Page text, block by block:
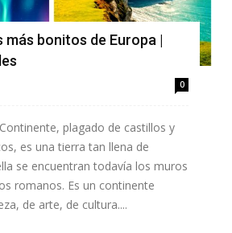
más bonitos de Europa |
0
plagado de castillos y
es una tierra tan llena de
se encuentran todavía los muros
romanos. Es un continente
de arte, de cultura....